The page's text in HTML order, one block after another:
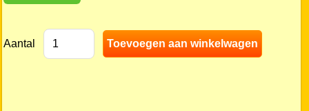
Aantal